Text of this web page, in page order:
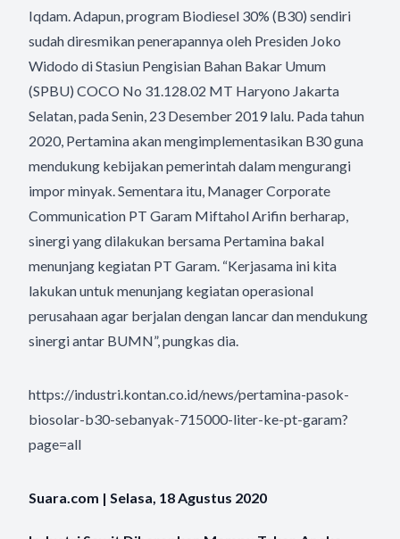
Iqdam. Adapun, program Biodiesel 30% (B30) sendiri
sudah diresmikan penerapannya oleh Presiden Joko
Widodo di Stasiun Pengisian Bahan Bakar Umum
(SPBU) COCO No 31.128.02 MT Haryono Jakarta
Selatan, pada Senin, 23 Desember 2019 lalu. Pada tahun
2020, Pertamina akan mengimplementasikan B30 guna
mendukung kebijakan pemerintah dalam mengurangi
impor minyak. Sementara itu, Manager Corporate
Communication PT Garam Miftahol Arifin berharap,
sinergi yang dilakukan bersama Pertamina bakal
menunjang kegiatan PT Garam. “Kerjasama ini kita
lakukan untuk menunjang kegiatan operasional
perusahaan agar berjalan dengan lancar dan mendukung
sinergi antar BUMN”, pungkas dia.
https://industri.kontan.co.id/news/pertamina-pasok-
biosolar-b30-sebanyak-715000-liter-ke-pt-garam?
page=all
Suara.com | Selasa, 18 Agustus 2020